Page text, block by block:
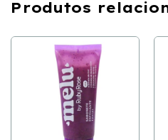
Produtos